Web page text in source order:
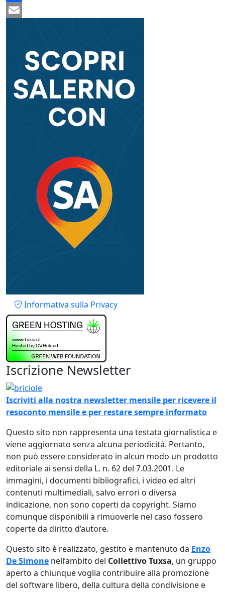
Facebook
Piè di pagina
Informativa sulla Privacy
Iscrizione Newsletter
Immagine
Iscriviti alla nostra newsletter mensile per ricevere il
resoconto mensile e per restare sempre informato
Questo sito non rappresenta una testata giornalistica e
viene aggiornato senza alcuna periodicità. Pertanto,
non può essere considerato in alcun modo un prodotto
editoriale ai sensi della L. n. 62 del 7.03.2001. Le
immagini, i documenti bibliografici, i video ed altri
contenuti multimediali, salvo errori o diversa
indicazione, non sono coperti da copyright. Siamo
comunque disponibili a rimuoverle nel caso fossero
coperte da diritto d’autore.
Questo sito è realizzato, gestito e mantenuto da Enzo
De Simone nell’ambito del Collettivo Tuxsa, un gruppo
aperto a chiunque voglia contribuire alla promozione
del software libero, della cultura della condivisione e